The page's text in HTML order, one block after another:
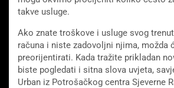
takve usluge.
Ako znate troškove i usluge svog
računa i niste zadovoljni njima, možda
preorijentirati. Kada tražite prikladan
biste pogledati i sitna slova uvjeta,
Urban iz Potrošačkog centra Sjeverne